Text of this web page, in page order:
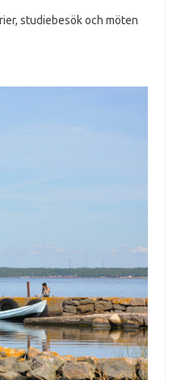
studiebesök och möten